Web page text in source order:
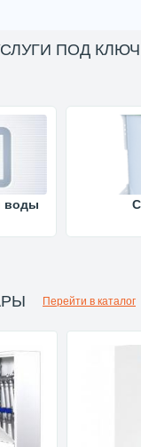
ПОД КЛЮЧ
воды
Перейти в каталог